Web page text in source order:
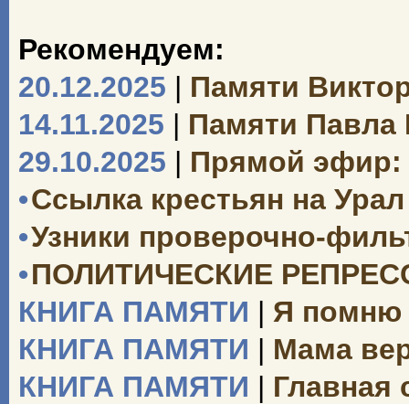
Рекомендуем:
20.12.2025 | Памяти
14.11.2025 | Памяти Павла
29.10.2025 | Прямой эфир:
•Ссылка крестьян на
•Узники проверочно-
•ПОЛИТИЧЕСКИЕ
КНИГА ПАМЯТИ | Я помню
КНИГА ПАМЯТИ | Мама
КНИГА ПАМЯТИ | Главная